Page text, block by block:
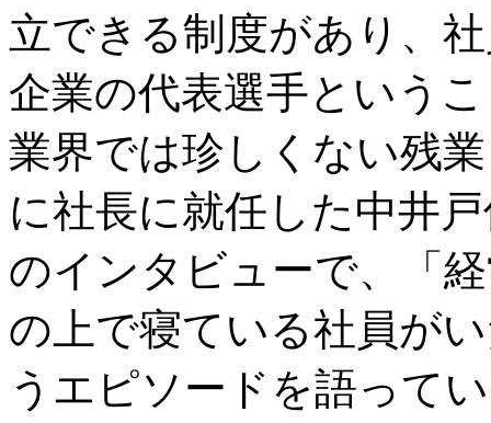
立できる制度があり、
企業の代表選手という
業界では珍しくない残
に社長に就任した中井
のインタビューで、「
の上で寝ている社員が
うエピソードを語って